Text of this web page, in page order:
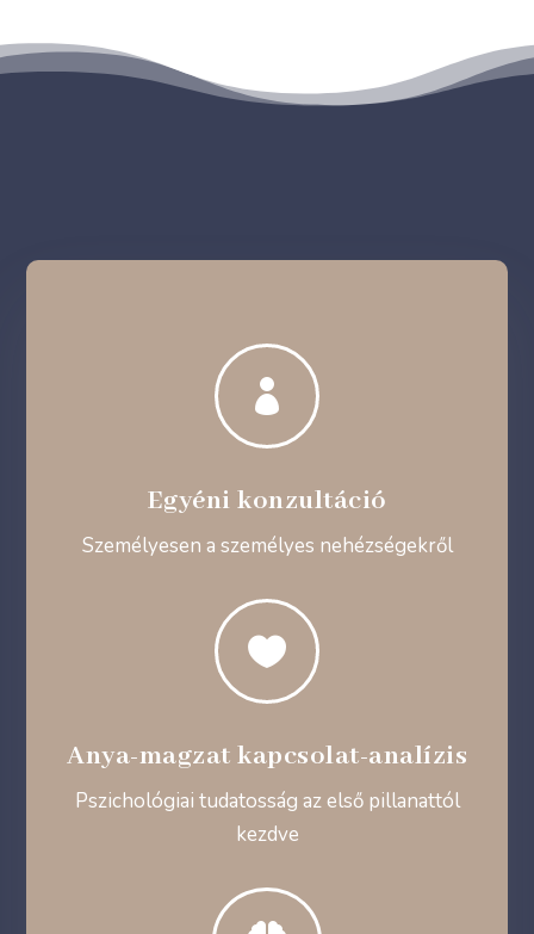

Egyéni konzultáció
Személyesen a személyes nehézségekről

Anya-magzat kapcsolat-analízis
Pszichológiai tudatosság az első pillanattól
kezdve